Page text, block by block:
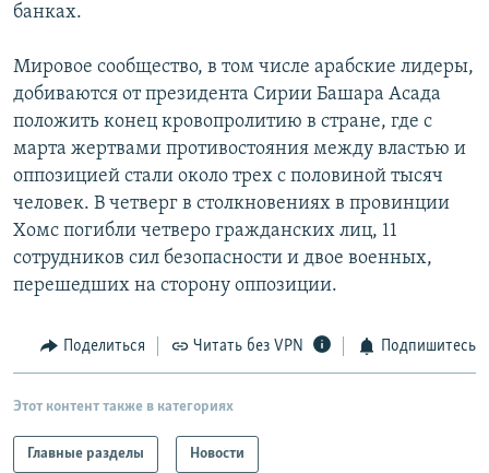
Все сайты РСЕ/РС
банках.
Мировое сообщество, в том числе арабские лидеры,
добиваются от президента Сирии Башара Асада
положить конец кровопролитию в стране, где с
марта жертвами противостояния между властью и
оппозицией стали около трех с половиной тысяч
человек. В четверг в столкновениях в провинции
Хомс погибли четверо гражданских лиц, 11
сотрудников сил безопасности и двое военных,
перешедших на сторону оппозиции.
Поделиться Читать без VPN Подпишитесь
Этот контент также в категориях
Главные разделы Новости